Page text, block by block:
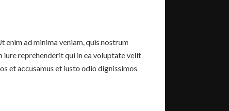
ad minima veniam, quis nostrum
iure reprehenderit qui in ea voluptate velit
et accusamus et iusto odio dignissimos